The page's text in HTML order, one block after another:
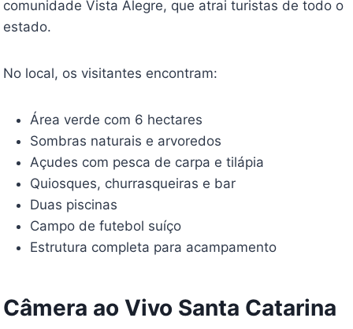
comunidade Vista Alegre, que atrai turistas de todo o
estado.
No local, os visitantes encontram:
Área verde com 6 hectares
Sombras naturais e arvoredos
Açudes com pesca de carpa e tilápia
Quiosques, churrasqueiras e bar
Duas piscinas
Campo de futebol suíço
Estrutura completa para acampamento
Câmera ao Vivo Santa Catarina